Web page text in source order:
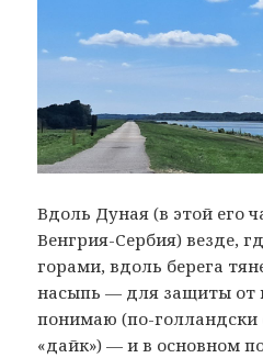
Вдоль Дуная (в этой его
Венгрия-Сербия) везде,
горами, вдоль берега
насыпь — для защиты от
понимаю (по-голландски
«дайк») — и в основном